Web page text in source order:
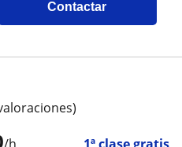
Contactar